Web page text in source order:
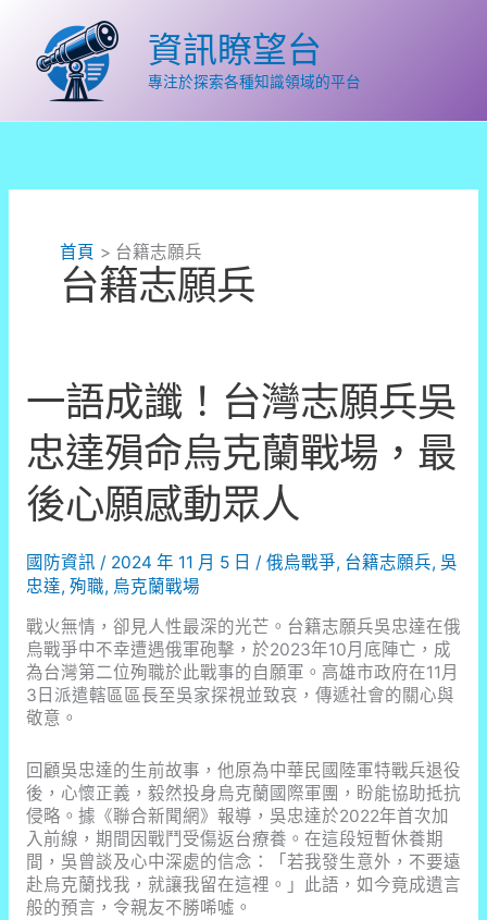
容
資訊瞭望台
專注於探索各種知識領域的平台
首頁 台籍志願兵
台籍志願兵
一語成讖！台灣志願兵吳
忠達殞命烏克蘭戰場，最
後心願感動眾人
國防資訊 / 2024 年 11 月 5 日 / 俄烏戰爭, 台籍志願兵, 吳
忠達, 殉職, 烏克蘭戰場
戰火無情，卻見人性最深的光芒。台籍志願兵吳忠達在俄
烏戰爭中不幸遭遇俄軍砲擊，於2023年10月底陣亡，成
為台灣第二位殉職於此戰事的自願軍。高雄市政府在11月
3日派遣轄區區長至吳家探視並致哀，傳遞社會的關心與
敬意。
回顧吳忠達的生前故事，他原為中華民國陸軍特戰兵退役
後，心懷正義，毅然投身烏克蘭國際軍團，盼能協助抵抗
侵略。據《聯合新聞網》報導，吳忠達於2022年首次加
入前線，期間因戰鬥受傷返台療養。在這段短暫休養期
間，吳曾談及心中深處的信念：「若我發生意外，不要遠
赴烏克蘭找我，就讓我留在這裡。」此語，如今竟成遺言
般的預言，令親友不勝唏噓。